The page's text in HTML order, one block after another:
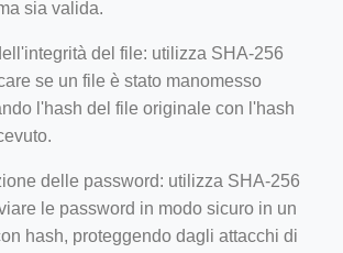
sia valida.
del file: utilizza SHA-256
se un file è stato manomesso
l'hash del file originale con l'hash
delle password: utilizza SHA-256
le password in modo sicuro in un
hash, proteggendo dagli attacchi di